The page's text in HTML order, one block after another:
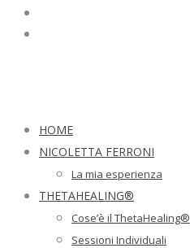
HOME
NICOLETTA FERRONI
La mia esperienza
THETAHEALING®
Cose’è il ThetaHealing®
Sessioni Individuali